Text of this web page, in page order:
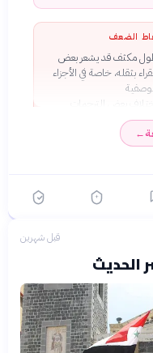
الضعف
مكثف قد يشعر بعض
بثقله، خاصة في الأجزاء
بعض الترجمات
عن الأصل العربي،
يؤثر على نقل الجرس
←
قبل شهرين